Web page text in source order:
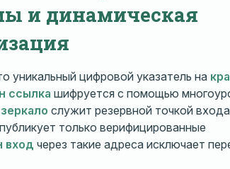
и динамическая
уникальный цифровой указатель на
ссылка шифруется с помощью
служит резервной точкой
публикует только верифицированные
вход через такие адреса исключает